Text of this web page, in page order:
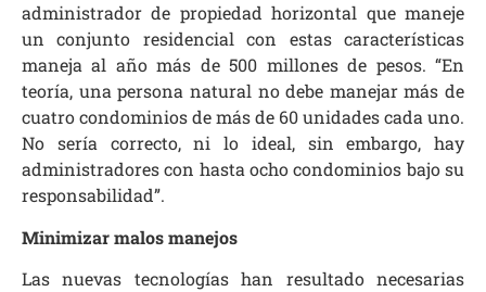
administrador de propiedad horizontal que maneje
un conjunto residencial con estas características
maneja al año más de 500 millones de pesos. “En
teoría, una persona natural no debe manejar más de
cuatro condominios de más de 60 unidades cada uno.
No sería correcto, ni lo ideal, sin embargo, hay
administradores con hasta ocho condominios bajo su
responsabilidad”.
Minimizar malos manejos
Las nuevas tecnologías han resultado necesarias